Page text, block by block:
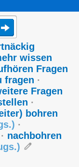
wissen
Fragen
fragen ·
Fragen
·
bohren
) ·
· nachbohren
)